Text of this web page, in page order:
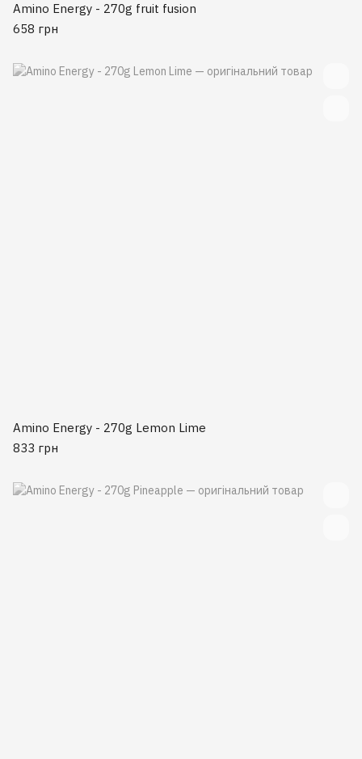
Amino Energy - 270g fruit fusion
658 грн
Amino Energy - 270g Lemon Lime
833 грн